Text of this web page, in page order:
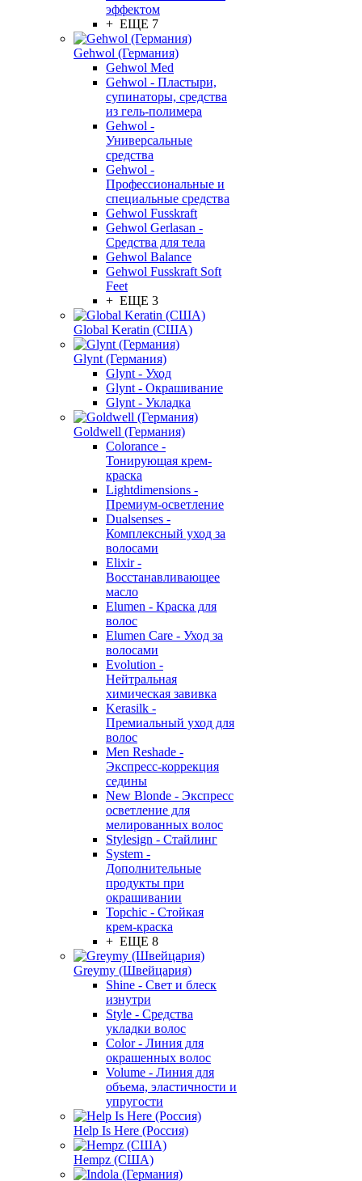
эффектом
+ ЕЩЕ 7
Gehwol (Германия)
Gehwol Med
Gehwol - Пластыри,
супинаторы, средства
из гель-полимера
Gehwol -
Универсальные
средства
Gehwol -
Профессиональные и
специальные средства
Gehwol Fusskraft
Gehwol Gerlasan -
Средства для тела
Gehwol Balance
Gehwol Fusskraft Soft
Feet
+ ЕЩЕ 3
Global Keratin (США)
Glynt (Германия)
Glynt - Уход
Glynt - Окрашивание
Glynt - Укладка
Goldwell (Германия)
Colorance -
Тонирующая крем-
краска
Lightdimensions -
Премиум-осветление
Dualsenses -
Комплексный уход за
волосами
Elixir -
Восстанавливающее
масло
Elumen - Краска для
волос
Elumen Care - Уход за
волосами
Evolution -
Нейтральная
химическая завивка
Kerasilk -
Премиальный уход для
волос
Men Reshade -
Экспресс-коррекция
седины
New Blonde - Экспресс
осветление для
мелированных волос
Stylesign - Стайлинг
System -
Дополнительные
продукты при
окрашивании
Topchic - Стойкая
крем-краска
+ ЕЩЕ 8
Greymy (Швейцария)
Shine - Свет и блеск
изнутри
Style - Средства
укладки волос
Color - Линия для
окрашенных волос
Volume - Линия для
объема, эластичности и
упругости
Help Is Here (Россия)
Hempz (США)